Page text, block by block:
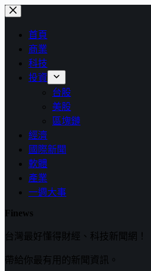
跳
首頁
商業
科技
投資
台股
美股
區塊鏈
經濟
國際新聞
軟體
產業
一週大事
Finews
台灣最好懂得財經、科技新聞網！
帶給你最有用的新聞資訊。